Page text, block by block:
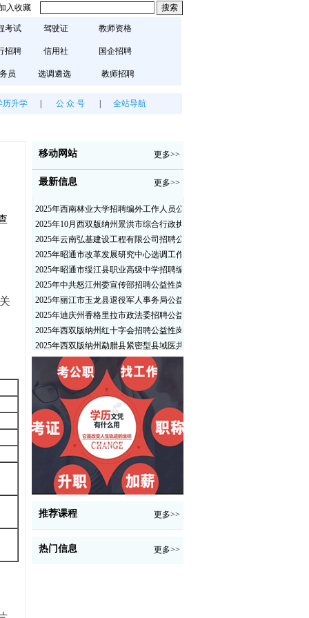
入收藏
考试 驾驶证 教师资格
招聘 信用社 国企招聘
员 选调遴选 教师招聘
历升学 公 众 号 全站导航
移动网站 更多>>
最新信息 更多>>
2025年西南林业大学招聘编外工作人员公告（三）
2025年10月西双版纳州景洪市综合行政执法局招聘人员公告
2025年云南弘基建设工程有限公司招聘公告
2025年昭通市改革发展研究中心选调工作人员职业素质测评通告
2025年昭通市绥江县职业高级中学招聘编外紧缺临聘数学教师公告
2025年中共怒江州委宣传部招聘公益性岗位公告
2025年丽江市玉龙县退役军人事务局公益性岗位招聘公告
2025年迪庆州香格里拉市政法委招聘公益性岗位公告
2025年西双版纳州红十字会招聘公益性岗位人员公告
2025年西双版纳州勐腊县紧密型县域医共体招聘编外人员公告
推荐课程 更多>>
热门信息 更多>>